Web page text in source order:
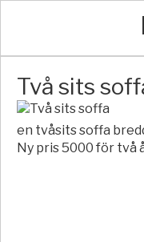
Två sits
en tvåsits soffa
Ny pris 5000 för två